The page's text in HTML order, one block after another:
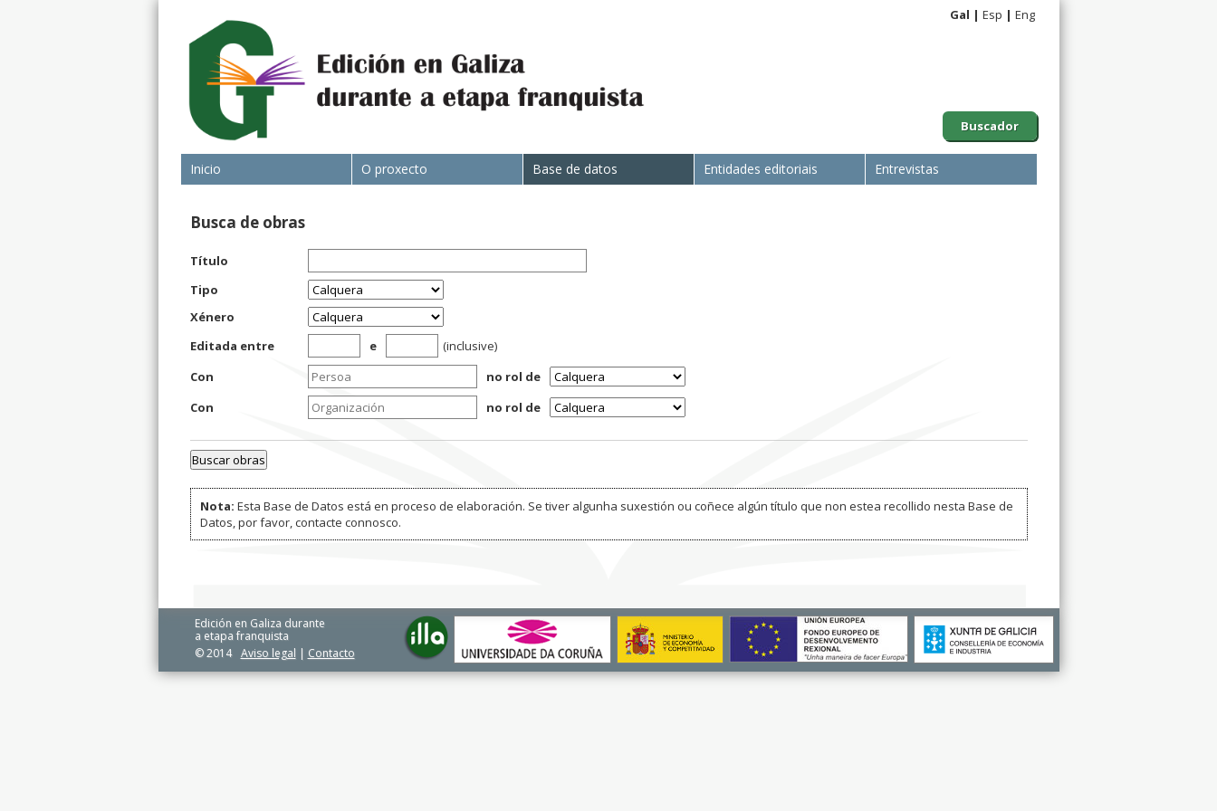
Buscador
Gal Esp Eng
Inicio O proxecto Base de datos Entidades editoriais Entrevistas
Busca de obras
Título
Tipo
Xénero
Editada entre
e
(inclusive)
Con
no rol de
Con
no rol de
Nota: Esta Base de Datos está en proceso de elaboración. Se tiver algunha suxestión ou coñece algún título que non estea recollido nesta Base de
Datos, por favor, contacte connosco.
Edición en Galiza durante
a etapa franquista
© 2014
Aviso legal | Contacto